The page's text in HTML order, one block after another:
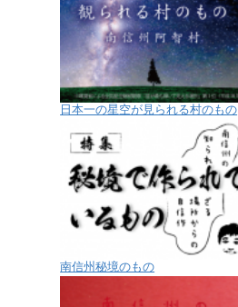
日本一の星空が見られる村のもの
南信州秘境のもの